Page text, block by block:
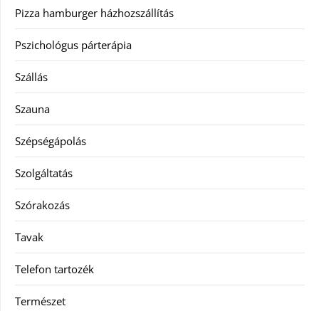
Pizza hamburger házhozszállítás
Pszichológus párterápia
Szállás
Szauna
Szépségápolás
Szolgáltatás
Szórakozás
Tavak
Telefon tartozék
Természet